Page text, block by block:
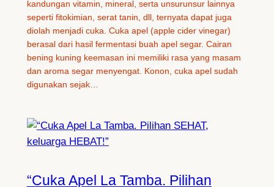
kandungan vitamin, mineral, serta unsurunsur lainnya
seperti fitokimian, serat tanin, dll, ternyata dapat juga
diolah menjadi cuka. Cuka apel (apple cider vinegar)
berasal dari hasil fermentasi buah apel segar. Cairan
bening kuning keemasan ini memiliki rasa yang masam
dan aroma segar menyengat. Konon, cuka apel sudah
digunakan sejak…
“Cuka Apel La Tamba. Pilihan